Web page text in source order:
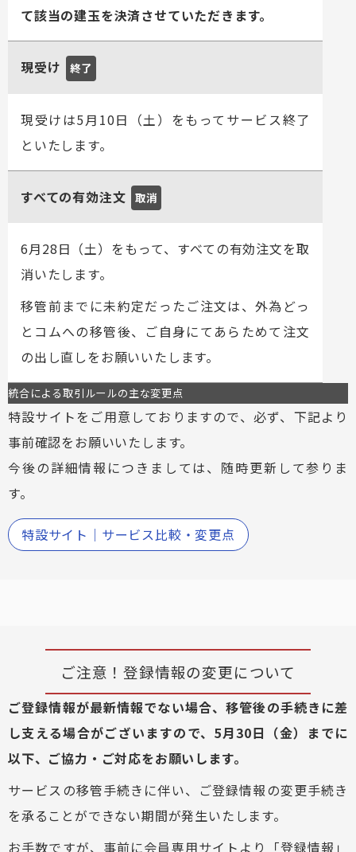
て該当の建玉を決済させていただきます。
現受け 終了
現受けは5月10日（土）をもってサービス終了
といたします。
すべての有効注文 取消
6月28日（土）をもって、すべての有効注文を取
消いたします。
移管前までに未約定だったご注文は、外為どっ
とコムへの移管後、ご自身にてあらためて注文
の出し直しをお願いいたします。
統合による取引ルールの主な変更点
特設サイトをご用意しておりますので、必ず、下記より
事前確認をお願いいたします。
今後の詳細情報につきましては、随時更新して参りま
す。
特設サイト｜サービス比較・変更点
ご注意！登録情報の変更について
ご登録情報が最新情報でない場合、移管後の手続きに差
し支える場合がございますので、5月30日（金）までに
以下、ご協力・ご対応をお願いします。
サービスの移管手続きに伴い、ご登録情報の変更手続き
を承ることができない期間が発生いたします。
お手数ですが、事前に会員専用サイトより「登録情報」